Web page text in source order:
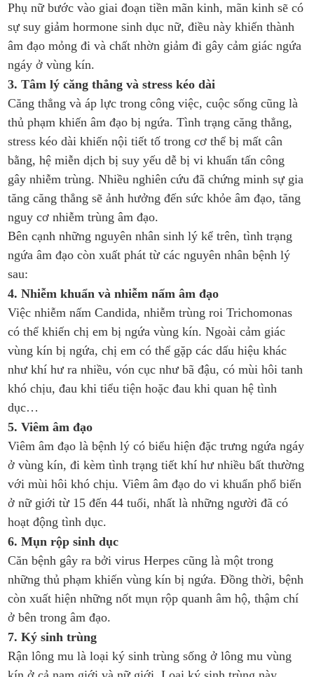
Phụ nữ bước vào giai đoạn tiền mãn kinh, mãn kinh sẽ có
sự suy giảm hormone sinh dục nữ, điều này khiến thành
âm đạo mỏng đi và chất nhờn giảm đi gây cảm giác ngứa
ngáy ở vùng kín.
3. Tâm lý căng thẳng và stress kéo dài
Căng thẳng và áp lực trong công việc, cuộc sống cũng là
thủ phạm khiến âm đạo bị ngứa. Tình trạng căng thẳng,
stress kéo dài khiến nội tiết tố trong cơ thể bị mất cân
bằng, hệ miễn dịch bị suy yếu dễ bị vi khuẩn tấn công
gây nhiễm trùng. Nhiều nghiên cứu đã chứng minh sự gia
tăng căng thẳng sẽ ảnh hưởng đến sức khỏe âm đạo, tăng
nguy cơ nhiễm trùng âm đạo.
Bên cạnh những nguyên nhân sinh lý kể trên, tình trạng
ngứa âm đạo còn xuất phát từ các nguyên nhân bệnh lý
sau:
4. Nhiễm khuẩn và nhiễm nấm âm đạo
Việc nhiễm nấm Candida, nhiễm trùng roi Trichomonas
có thể khiến chị em bị ngứa vùng kín. Ngoài cảm giác
vùng kín bị ngứa, chị em có thể gặp các dấu hiệu khác
như khí hư ra nhiều, vón cục như bã đậu, có mùi hôi tanh
khó chịu, đau khi tiểu tiện hoặc đau khi quan hệ tình
dục…
5. Viêm âm đạo
Viêm âm đạo là bệnh lý có biểu hiện đặc trưng ngứa ngáy
ở vùng kín, đi kèm tình trạng tiết khí hư nhiều bất thường
với mùi hôi khó chịu. Viêm âm đạo do vi khuẩn phổ biến
ở nữ giới từ 15 đến 44 tuổi, nhất là những người đã có
hoạt động tình dục.
6. Mụn rộp sinh dục
Căn bệnh gây ra bởi virus Herpes cũng là một trong
những thủ phạm khiến vùng kín bị ngứa. Đồng thời, bệnh
còn xuất hiện những nốt mụn rộp quanh âm hộ, thậm chí
ở bên trong âm đạo.
7. Ký sinh trùng
Rận lông mu là loại ký sinh trùng sống ở lông mu vùng